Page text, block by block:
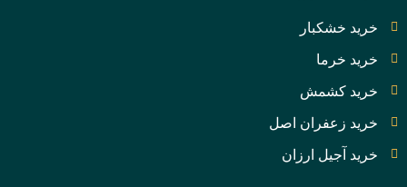
خرید خشکبار
خرید خرما
خرید کشمش
خرید زعفران اصل
خرید آجیل ارزان